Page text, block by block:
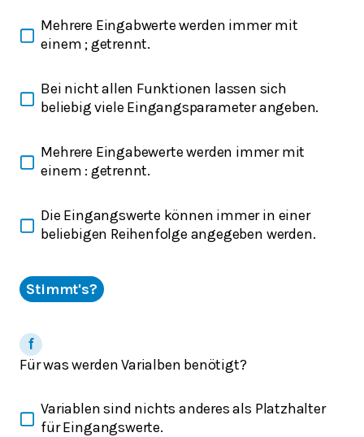
Mehrere Eingabwerte werden immer mit
einem ; getrennt.
Bei nicht allen Funktionen lassen sich
beliebig viele Eingangsparameter angeben.
Mehrere Eingabewerte werden immer mit
einem : getrennt.
Die Eingangswerte können immer in einer
beliebigen Reihenfolge angegeben werden.
Stimmt's?
Für was werden Varialben benötigt?
Variablen sind nichts anderes als Platzhalter
für Eingangswerte.